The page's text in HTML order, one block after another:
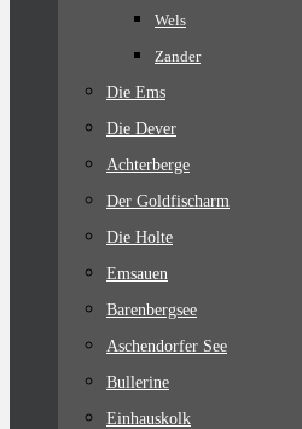
Wels
Zander
Die Ems
Die Dever
Achterberge
Der Goldfischarm
Die Holte
Emsauen
Barenbergsee
Aschendorfer See
Bullerine
Einhauskolk